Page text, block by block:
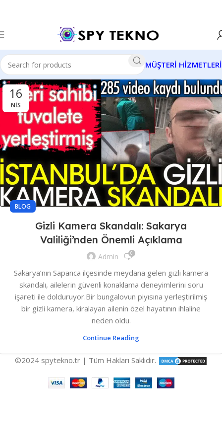
MÜŞTERİ HİZMETLERİ
16
NIS
BLOG
Gizli Kamera Skandalı: Sakarya
Valiliği’nden Önemli Açıklama
Admin 0
Sakarya’nın Sapanca ilçesinde meydana gelen gizli kamera
skandalı, ailelerin güvenli konaklama deneyimlerini soru
işareti ile dolduruyor.Bir bungalovun piyısına yerleştirilmiş
bir gizli kamera, kiralayan ailenin özel hayatının ihlaline
neden oldu.
Continue Reading
©2024 spytekno.tr | Tüm Hakları Saklıdır.